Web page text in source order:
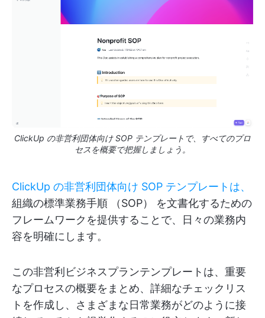
ClickUp の非営利団体向け SOP テンプレートで、すべてのプロ
セスを概要で把握しましょう。
ClickUp の非営利団体向け SOP テンプレートは、
組織の標準業務手順 （SOP） を文書化するための
フレームワークを提供することで、日々の業務内
容を明確にします。
この非営利ビジネスプランテンプレートは、重要
なプロセスの概要をまとめ、詳細なチェックリス
トを作成し、さまざまな日常業務がどのように接